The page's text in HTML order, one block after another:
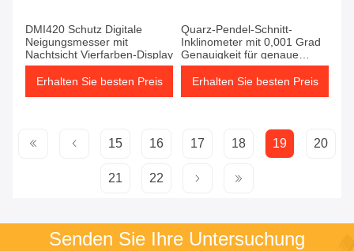
DMI420 Schutz Digitale
Neigungsmesser mit
Nachtsicht Vierfarben-Display
Erhalten Sie besten Preis
Quarz-Pendel-Schnitt-
Inklinometer mit 0,001 Grad
Genauigkeit für genaue
Messwerte
Erhalten Sie besten Preis
15 16 17 18 19 20
21 22
Senden Sie Ihre Untersuchung